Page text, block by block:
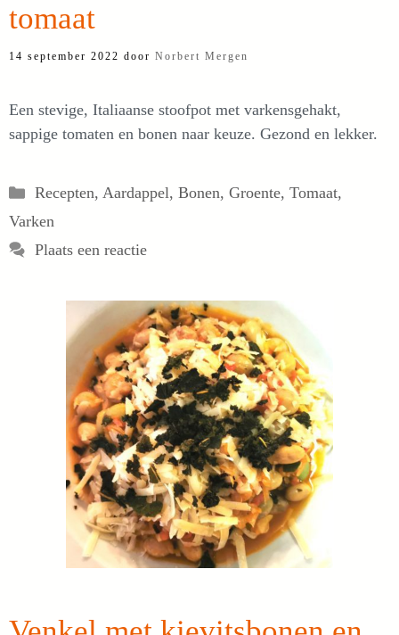
tomaat
14 september 2022 door Norbert Mergen
Een stevige, Italiaanse stoofpot met varkensgehakt,
sappige tomaten en bonen naar keuze. Gezond en lekker.
Categorieën
Recepten, Aardappel, Bonen, Groente, Tomaat,
Varken
Plaats een reactie